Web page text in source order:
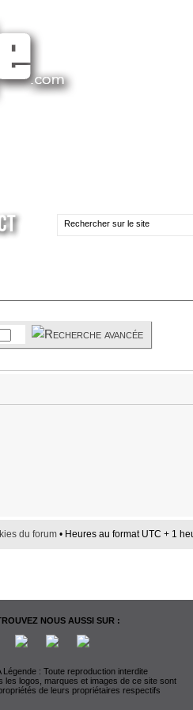
du forum • Heures au format UTC + 1
NOUS AUSSI SUR :
Légende : Toute reproduction interdite
les logos, marques et images de ce site sont
de leurs propriétaires respectifs